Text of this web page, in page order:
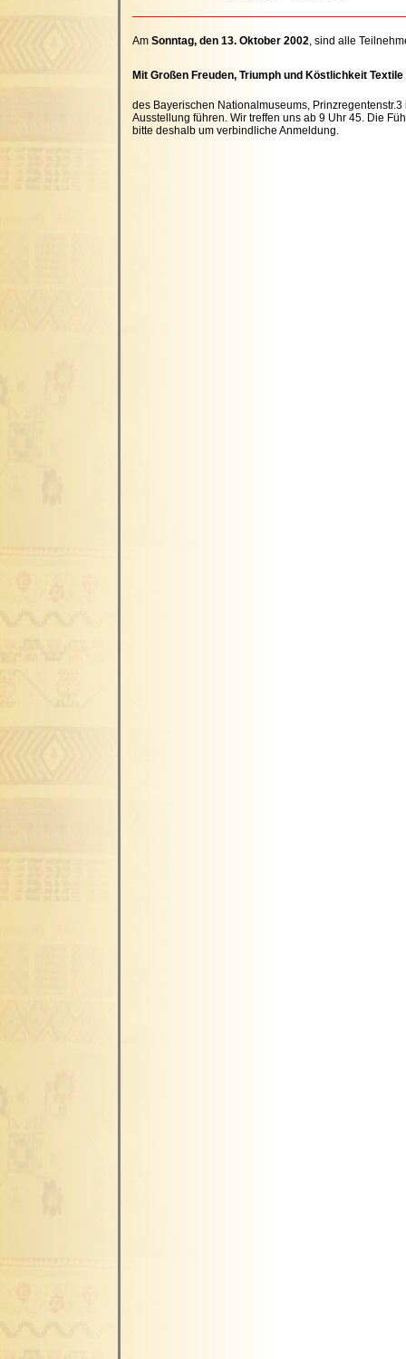
Am Sonntag, den 13. Oktober 2002, sind alle
Mit Großen Freuden, Triumph und Köstlichkeit
des Bayerischen Nationalmuseums,
Ausstellung führen. Wir treffen uns ab 9 Uhr 45. Die
bitte deshalb um verbindliche Anmeldung.